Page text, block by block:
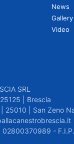
News
Gallery
Video
SRL
| Brescia
25010 | San Zeno
-